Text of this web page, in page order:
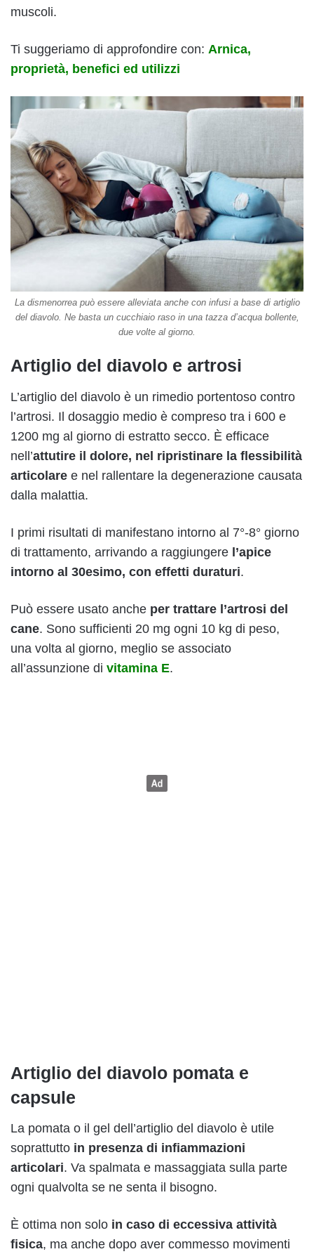
muscoli.
Ti suggeriamo di approfondire con: Arnica,
proprietà, benefici ed utilizzi
La dismenorrea può essere alleviata anche con infusi a base di artiglio
del diavolo. Ne basta un cucchiaio raso in una tazza d’acqua bollente,
due volte al giorno.
Artiglio del diavolo e artrosi
L’artiglio del diavolo è un rimedio portentoso contro
l’artrosi. Il dosaggio medio è compreso tra i 600 e
1200 mg al giorno di estratto secco. È efficace
nell’attutire il dolore, nel ripristinare la flessibilità
articolare e nel rallentare la degenerazione causata
dalla malattia.
I primi risultati di manifestano intorno al 7°-8° giorno
di trattamento, arrivando a raggiungere l’apice
intorno al 30esimo, con effetti duraturi.
Può essere usato anche per trattare l’artrosi del
cane. Sono sufficienti 20 mg ogni 10 kg di peso,
una volta al giorno, meglio se associato
all’assunzione di vitamina E.
Artiglio del diavolo pomata e
capsule
La pomata o il gel dell’artiglio del diavolo è utile
soprattutto in presenza di infiammazioni
articolari. Va spalmata e massaggiata sulla parte
ogni qualvolta se ne senta il bisogno.
È ottima non solo in caso di eccessiva attività
fisica, ma anche dopo aver commesso movimenti